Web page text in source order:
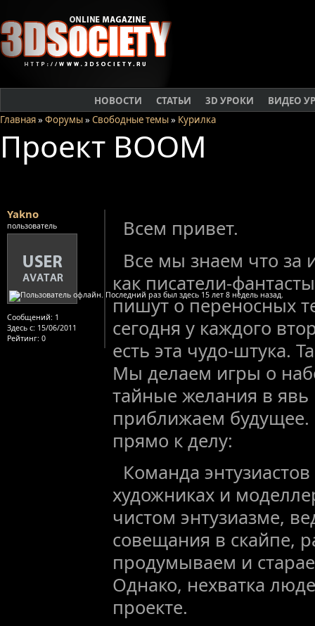
НОВОСТИ СТАТЬИ 3D УРОКИ
ВИДЕО
Главная» Форумы» Свободные темы» Курилка
Проект BOOM
Yakno
пользователь
Сообщений: 1
Здесь с: 15/06/2011
Рейтинг: 0
Всем привет.
Все мы знаем что за
как писатели-
пишут о переносных
сегодня у каждого
есть эта чудо-штука.
Мы делаем игры о
тайные желания в
приближаем будущее.
прямо к делу:
Команда
художниках и
чистом энтузиазме,
совещания в скайпе,
продумываем и
Однако, нехватка
проекте.